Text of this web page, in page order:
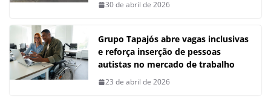
30 de abril de 2026
Grupo Tapajós abre vagas inclusivas
e reforça inserção de pessoas
autistas no mercado de trabalho
23 de abril de 2026